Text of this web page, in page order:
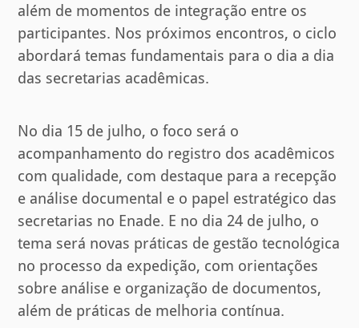
além de momentos de integração entre os
participantes. Nos próximos encontros, o ciclo
abordará temas fundamentais para o dia a dia
das secretarias acadêmicas.
No dia 15 de julho, o foco será o
acompanhamento do registro dos acadêmicos
com qualidade, com destaque para a recepção
e análise documental e o papel estratégico das
secretarias no Enade. E no dia 24 de julho, o
tema será novas práticas de gestão tecnológica
no processo da expedição, com orientações
sobre análise e organização de documentos,
além de práticas de melhoria contínua.